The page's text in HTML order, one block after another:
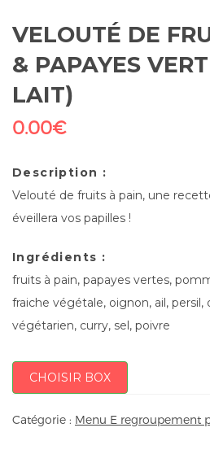
VELOUTÉ DE
& PAPAYES
LAIT)
0.00€
Description :
Velouté de fruits à pain, une
éveillera vos papilles !
Ingrédients :
fruits à pain, papayes vertes,
fraiche végétale, oignon, ail,
végétarien, curry, sel, poivre
CHOISIR BOX
Catégorie : Menu E regroupement